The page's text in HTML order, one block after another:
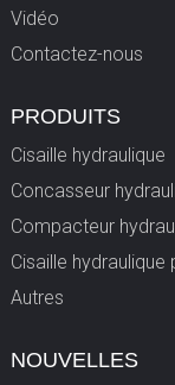
Vidéo
Contactez-nous
PRODUITS
Cisaille hydraulique
Concasseur
Compacteur
Cisaille hydraulique
Autres
NOUVELLES